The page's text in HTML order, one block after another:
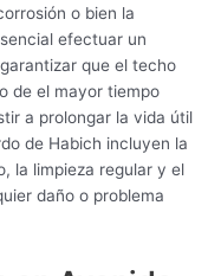
o bien la
efectuar un
que el techo
de el mayor tiempo
a prolongar la vida útil
de Habich incluyen la
la limpieza regular y el
daño o problema